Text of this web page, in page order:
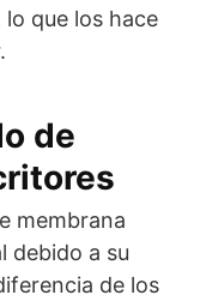
que los hace
de
membrana
debido a su
de los